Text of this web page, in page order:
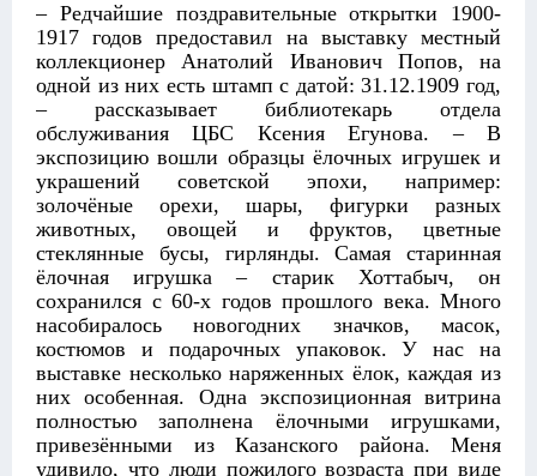
– Редчайшие поздравительные открытки 1900-
1917 годов предоставил на выставку местный
коллекционер Анатолий Иванович Попов, на
одной из них есть штамп с датой: 31.12.1909 год,
– рассказывает библиотекарь отдела
обслуживания ЦБС Ксения Егунова. – В
экспозицию вошли образцы ёлочных игрушек и
украшений советской эпохи, например:
золочёные орехи, шары, фигурки разных
животных, овощей и фруктов, цветные
стеклянные бусы, гирлянды. Самая старинная
ёлочная игрушка – старик Хоттабыч, он
сохранился с 60-х годов прошлого века. Много
насобиралось новогодних значков, масок,
костюмов и подарочных упаковок. У нас на
выставке несколько наряженных ёлок, каждая из
них особенная. Одна экспозиционная витрина
полностью заполнена ёлочными игрушками,
привезёнными из Казанского района. Меня
удивило, что люди пожилого возраста при виде